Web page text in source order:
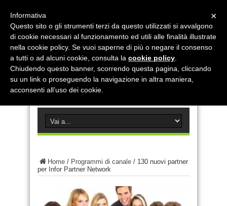
Home / Programmi di canale / 130 nuovi partner
per Infor Partner Network
×
Informativa
Questo sito o gli strumenti terzi da questo utilizzati si avvalgono
di cookie necessari al funzionamento ed utili alle finalità illustrate
nella cookie policy. Se vuoi saperne di più o negare il consenso
a tutti o ad alcuni cookie, consulta la cookie policy
Chiudendo questo banner, scorrendo questa pagina, cliccando
su un link o proseguendo la navigazione in altra maniera,
acconsenti all’uso dei cookie.